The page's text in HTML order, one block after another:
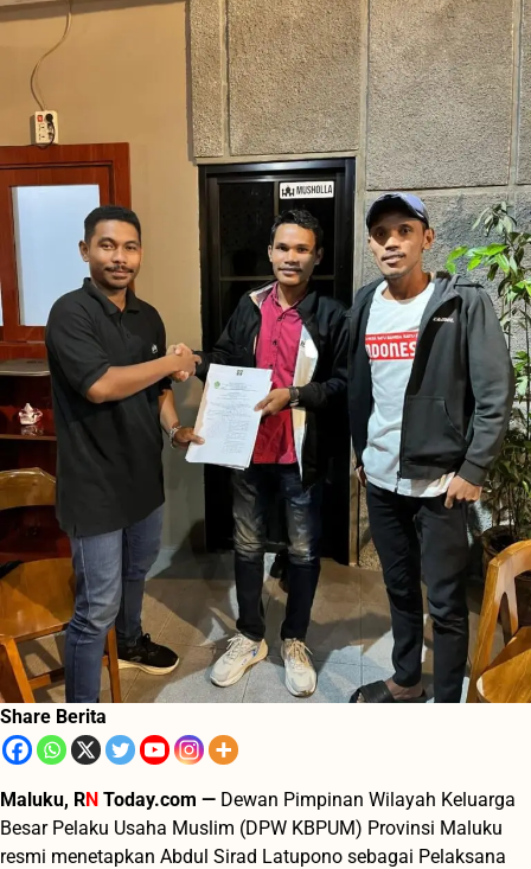
Share Berita
Maluku, RN Today.com — Dewan Pimpinan Wilayah Keluarga
Besar Pelaku Usaha Muslim (DPW KBPUM) Provinsi Maluku
resmi menetapkan Abdul Sirad Latupono sebagai Pelaksana